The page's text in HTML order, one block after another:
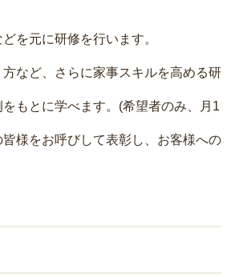
を元に研修を行います。
など、さらに家事スキルを高める研
もとに学べます。(希望者のみ、月1
様をお呼びして表彰し、お客様への